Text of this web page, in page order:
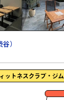
）
ットネスクラブ・ジム